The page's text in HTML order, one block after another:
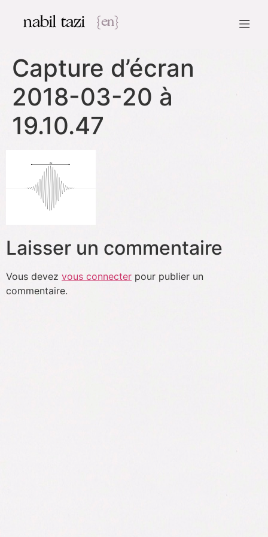
nabil tazi {en}
Capture d’écran
2018-03-20 à
19.10.47
Laisser un commentaire
Vous devez vous connecter pour publier un
commentaire.